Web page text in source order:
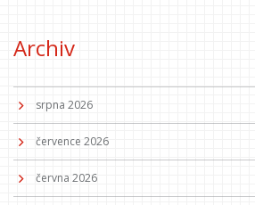
Archiv
srpna 2026
července 2026
června 2026